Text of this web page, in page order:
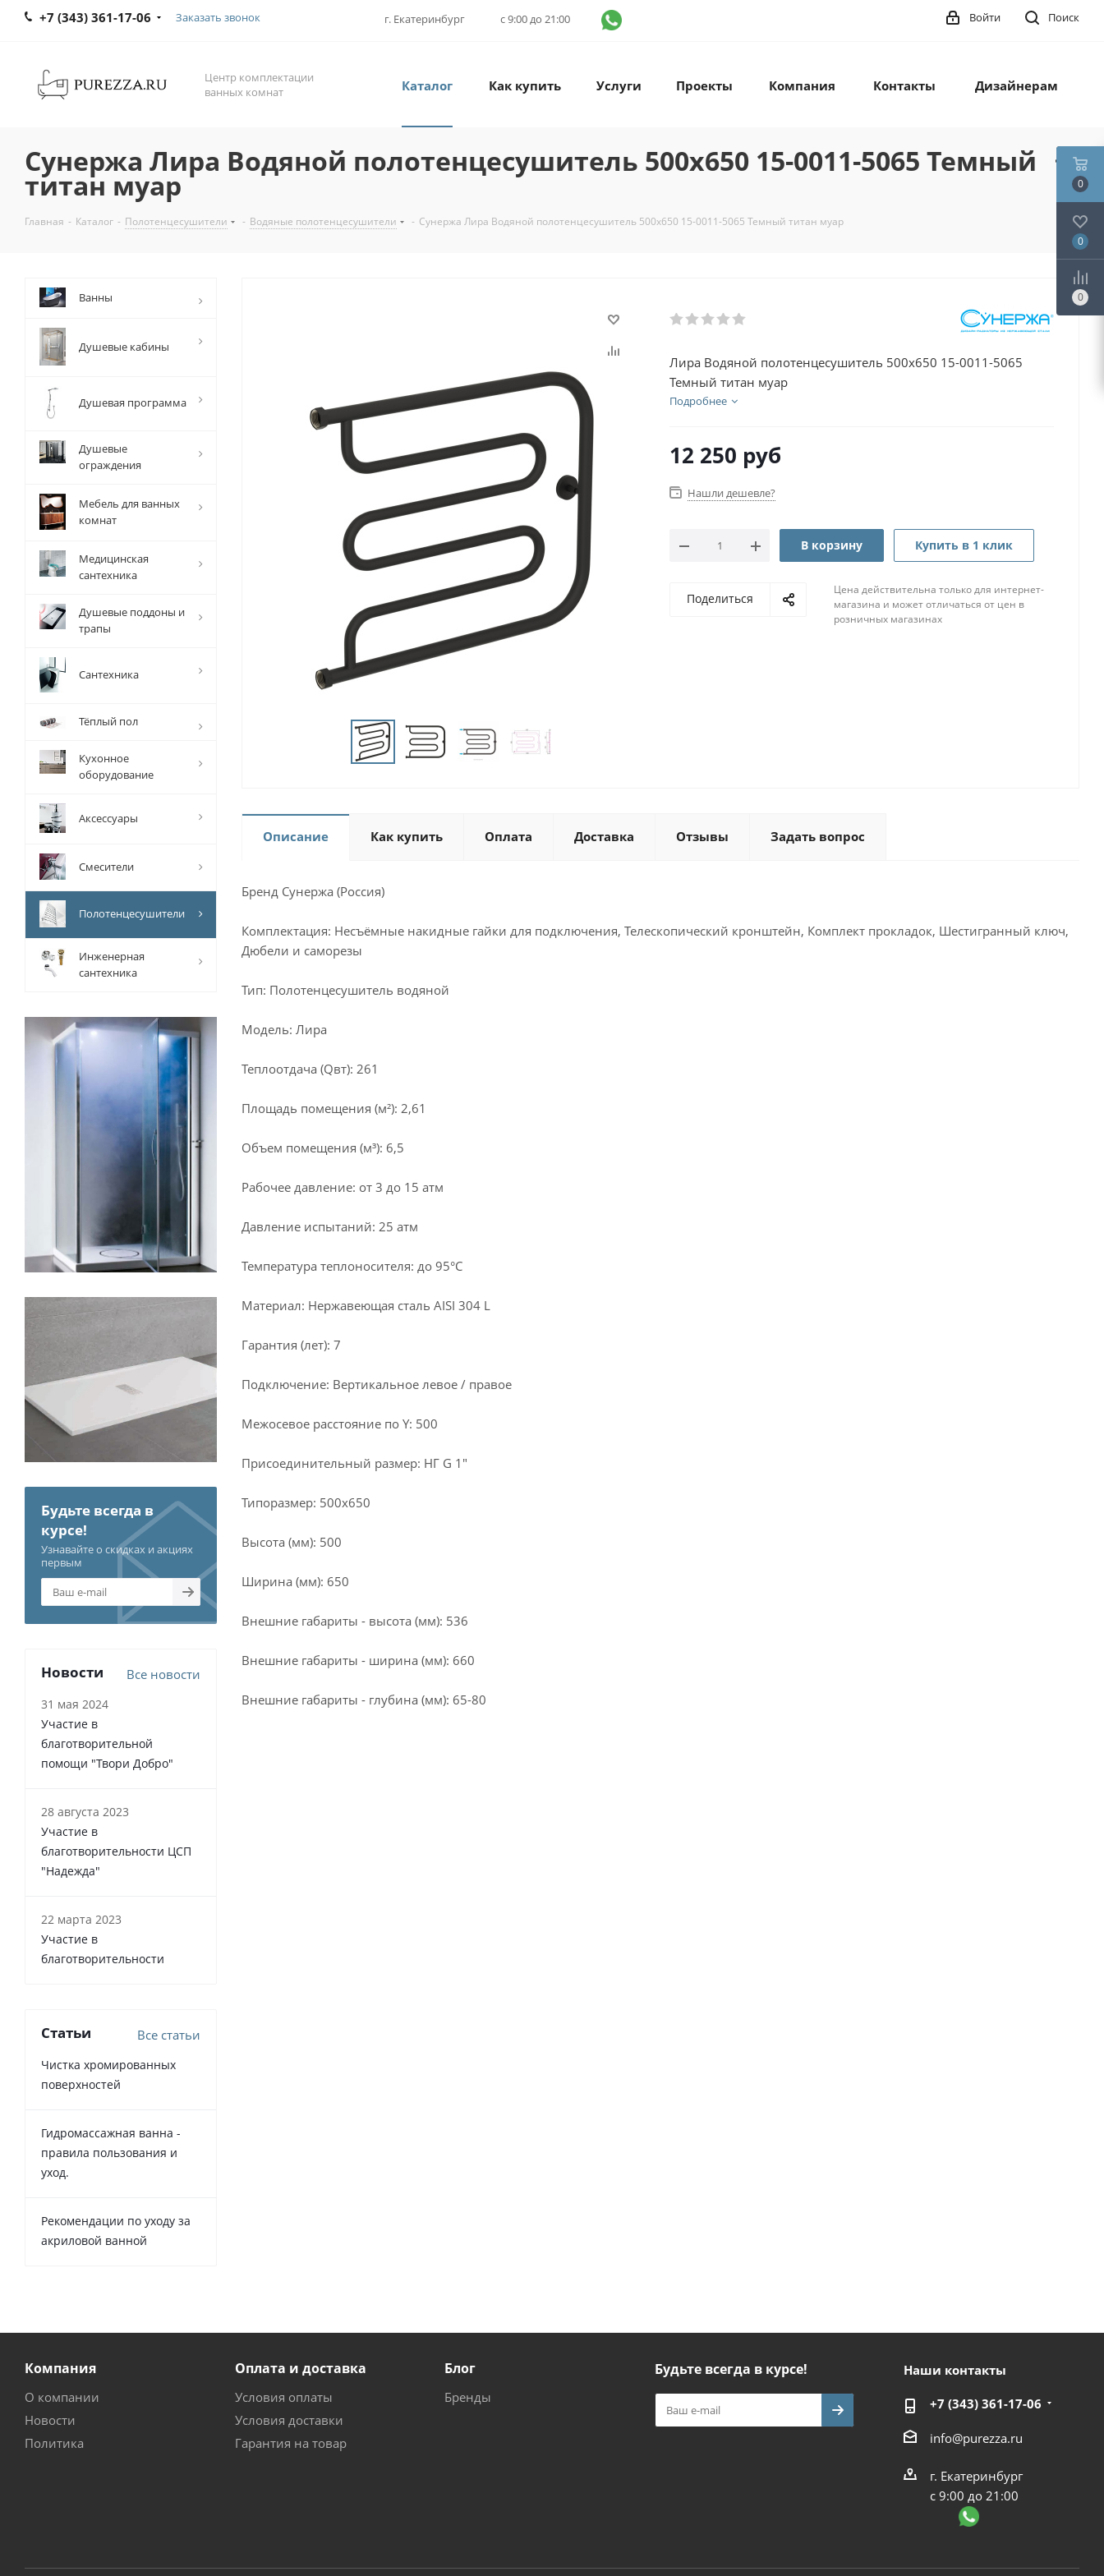
+7 (343) 361-17-06 Заказать звонок г. Екатеринбург с 9:00 до 21:00 Поиск
Войти
Центр комплектации
ванных комнат
Каталог Как купить Услуги Проекты Компания Контакты Дизайнерам
Сунержа Лира Водяной полотенцесушитель 500х650 15-0011-5065 Темный
титан муар
Главная - Каталог - Полотенцесушители - Водяные полотенцесушители - Сунержа Лира Водяной полотенцесушитель 500х650 15-0011-5065 Темный титан муар
Лира Водяной полотенцесушитель 500х650 15-0011-5065
Темный титан муар
Подробнее
12 250 руб
Нашли дешевле?
В корзину Купить в 1 клик
Поделиться
Цена действительна только для интернет-
магазина и может отличаться от цен в
розничных магазинах
Описание Как купить Оплата Доставка Отзывы Задать вопрос
Бренд Сунержа (Россия)
Комплектация: Несъёмные накидные гайки для подключения, Телескопический кронштейн, Комплект прокладок, Шестигранный ключ,
Дюбели и саморезы
Тип: Полотенцесушитель водяной
Модель: Лира
Теплоотдача (Qвт): 261
Площадь помещения (м²): 2,61
Объем помещения (м³): 6,5
Рабочее давление: от 3 до 15 атм
Давление испытаний: 25 атм
Температура теплоносителя: до 95°С
Материал: Нержавеющая сталь AISI 304 L
Гарантия (лет): 7
Подключение: Вертикальное левое / правое
Межосевое расстояние по Y: 500
Присоединительный размер: НГ G 1"
Типоразмер: 500x650
Высота (мм): 500
Ширина (мм): 650
Внешние габариты - высота (мм): 536
Внешние габариты - ширина (мм): 660
Внешние габариты - глубина (мм): 65-80
Ванны
Душевые кабины
Душевая программа
Душевые
ограждения
Мебель для ванных
комнат
Медицинская
сантехника
Душевые поддоны и
трапы
Сантехника
Тёплый пол
Кухонное
оборудование
Аксессуары
Смесители
Полотенцесушители
Инженерная
сантехника
Будьте всегда в
курсе!
Узнавайте о скидках и акциях
первым
Новости Все новости
31 мая 2024
Участие в
благотворительной
помощи "Твори Добро"
28 августа 2023
Участие в
благотворительности ЦСП
"Надежда"
22 марта 2023
Участие в
благотворительности
Статьи Все статьи
Чистка хромированных
поверхностей
Гидромассажная ванна -
правила пользования и
уход.
Рекомендации по уходу за
акриловой ванной
Компания
О компании
Новости
Политика
Оплата и доставка
Условия оплаты
Условия доставки
Гарантия на товар
Блог
Бренды
Будьте всегда в курсе! Наши контакты
+7 (343) 361-17-06
info@purezza.ru
г. Екатеринбург
с 9:00 до 21:00
0
0
0